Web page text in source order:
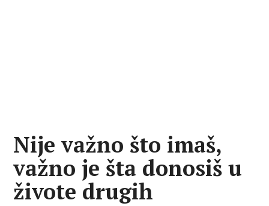
Nije važno što imaš,
važno je šta donosiš u
živote drugih